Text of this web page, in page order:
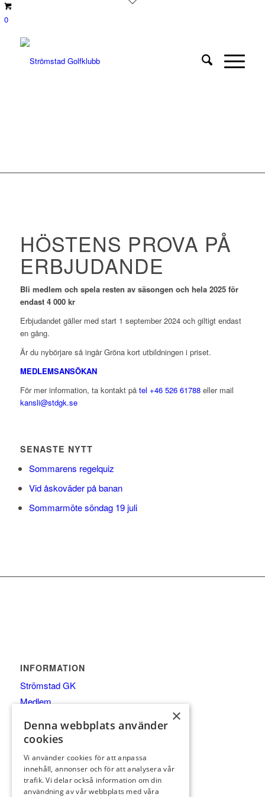
0
HÖSTENS PROVA PÅ
ERBJUDANDE
Bli medlem och spela resten av säsongen och hela 2025 för
endast 4 000 kr
Erbjudandet gäller med start 1 september 2024 och giltigt endast
en gång.
Är du nybörjare så ingår Gröna kort utbildningen i priset.
MEDLEMSANSÖKAN
För mer information, ta kontakt på tel +46 526 61788eller mail
kansli@stdgk.se
SENASTE NYTT
Sommarens regelquiz
Vid åskoväder på banan
Sommarmöte söndag 19 juli
INFORMATION
Strömstad GK
Medlem
Spela
Pro/Shop/Träning
Äta
×
Denna webbplats använder
cookies
Vi använder cookies för att anpassa
innehåll, annonser och för att analysera vår
trafik. Vi delar också information om din
användning av vår webbplats med våra